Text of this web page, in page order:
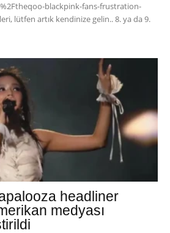
blackpink-fans-frustration-
lütfen artık kendinize gelin.. 8. ya da 9.
headliner
medyası